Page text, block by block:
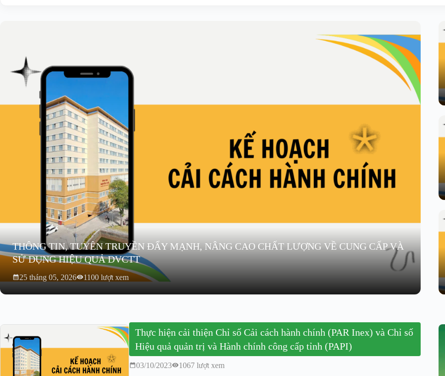
THÔNG TIN, TUYÊN TRUYỀN ĐẨY MẠNH, NÂNG CAO CHẤT LƯỢNG VỀ CUNG CẤP VÀ
SỬ DỤNG HIỆU QUẢ DVCTT
25 tháng 05, 2026 1100 lượt xem
Thực hiện cải thiện Chỉ số Cải cách hành chính (PAR Inex) và Chỉ số
Hiệu quả quản trị và Hành chính công cấp tỉnh (PAPI)
03/10/2023
1067 lượt xem